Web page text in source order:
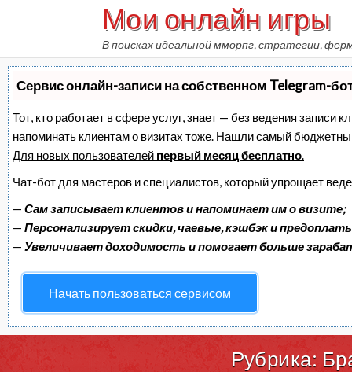
Мои онлайн игры
В поисках идеальной мморпг, стратегии,
Сервис онлайн-записи на собственном Telegram-
Тот, кто работает в сфере услуг, знает — без ведения записи
напоминать клиентам о визитах тоже. Нашли самый
Для новых пользователей первый месяц бесплатно.
Чат-бот для мастеров и специалистов, который упрощает
— Сам записывает клиентов и напоминает им о визите;
— Персонализирует скидки, чаевые, кэшбэк и
— Увеличивает доходимость и помогает больше
Начать пользоваться сервисом
Рубрика: